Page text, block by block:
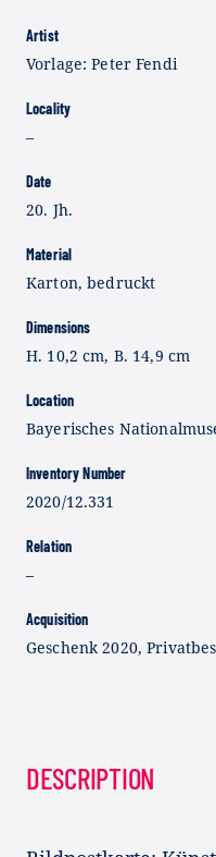
Artist
Vorlage: Peter Fendi
Locality
–
Date
20. Jh.
Material
Karton, bedruckt
Dimensions
H. 10,2 cm, B. 14,9 cm
Location
Bayerisches
Inventory Number
2020/12.331
Relation
–
Acquisition
Geschenk 2020,
DESCRIPTION